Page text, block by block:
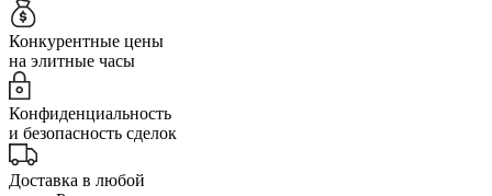
Конкурентные цены
на элитные часы
Конфиденциальность
и безопасность сделок
Доставка в любой